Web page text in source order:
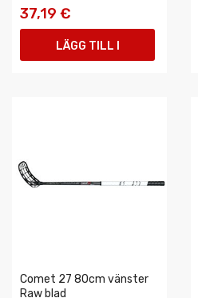
37,19 €
LÄGG TILL I
Comet 27 80cm vänster
Raw blad